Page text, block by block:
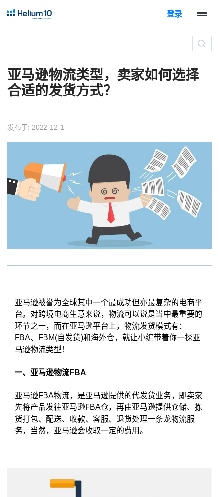
登录
亚马逊物流类型，卖家如何选择
合适的发货方式？
发布于: 2022-12-1
亚马逊被誉为全球其中一个最成功但亦最复杂的电商平
台。对跨境电商生意来说，物流可以说是当中最重要的
环节之一，而在亚马逊平台上，物流发货模式有：
FBA、FBM(自发货)和海外仓，就让小编带着你一探亚
马逊物流类型！
一、亚马逊物流FBA
亚马逊FBA物流，是亚马逊提供的代发货业务，即卖家
先将产品发往亚马逊FBA仓，再由亚马逊提供仓储、拣
货打包、配送、收款、客服、退货处理一条龙物流服
务，当然，亚马逊会收取一定的费用。